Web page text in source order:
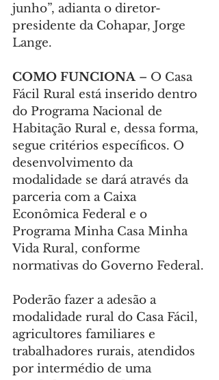
junho”, adianta o diretor-
presidente da Cohapar, Jorge
Lange.
COMO FUNCIONA – O Casa
Fácil Rural está inserido dentro
do Programa Nacional de
Habitação Rural e, dessa forma,
segue critérios específicos. O
desenvolvimento da
modalidade se dará através da
parceria com a Caixa
Econômica Federal e o
Programa Minha Casa Minha
Vida Rural, conforme
normativas do Governo Federal.
Poderão fazer a adesão a
modalidade rural do Casa Fácil,
agricultores familiares e
trabalhadores rurais, atendidos
por intermédio de uma